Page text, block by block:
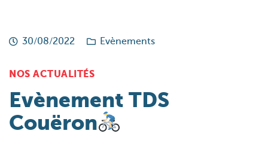
30/08/2022 Evènements
NOS ACTUALITÉS
Evènement TDS
Couëron